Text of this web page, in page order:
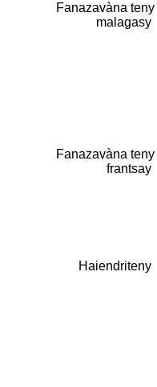
Fanazavàna teny
malagasy
Fanazavàna teny
frantsay
Haiendriteny